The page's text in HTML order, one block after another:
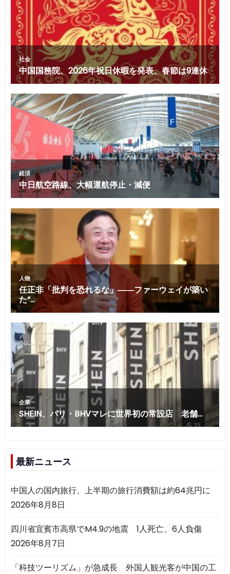
最新ニュース
中国人の国内旅行、上半期の旅行消費額は約64兆円に
2026年8月8日
四川省宜賓市高県でM4.9の地震 1人死亡、6人負傷
2026年8月7日
「科技ツーリズム」が急成長 外国人観光客が中国の工